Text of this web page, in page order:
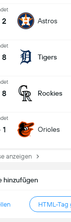
2 Astros
8 Tigers
8 Rockies
1 Orioles
anzeigen
hinzufügen
HTML-Tag